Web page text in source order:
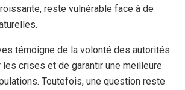
reste vulnérable face à de
témoigne de la volonté des autorités
les crises et de garantir une meilleure
Toutefois, une question reste